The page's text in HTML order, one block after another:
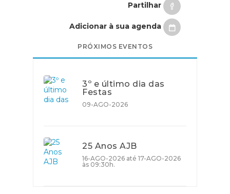
Partilhar
Adicionar à sua agenda
PRÓXIMOS EVENTOS
3º e último dia das
Festas
09-AGO-2026
25 Anos AJB
16-AGO-2026 até 17-AGO-2026
às 09:30h.